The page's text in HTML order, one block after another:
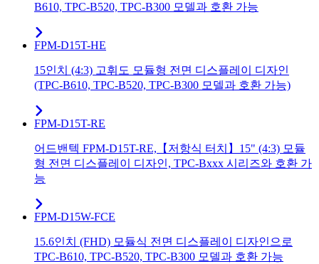
B610, TPC-B520, TPC-B300 모델과 호환 가능
FPM-D15T-HE
15인치 (4:3) 고휘도 모듈형 전면 디스플레이 디자인
(TPC-B610, TPC-B520, TPC-B300 모델과 호환 가능)
FPM-D15T-RE
어드밴텍 FPM-D15T-RE,【저항식 터치】15" (4:3) 모듈
형 전면 디스플레이 디자인, TPC-Bxxx 시리즈와 호환 가
능
FPM-D15W-FCE
15.6인치 (FHD) 모듈식 전면 디스플레이 디자인으로
TPC-B610, TPC-B520, TPC-B300 모델과 호환 가능